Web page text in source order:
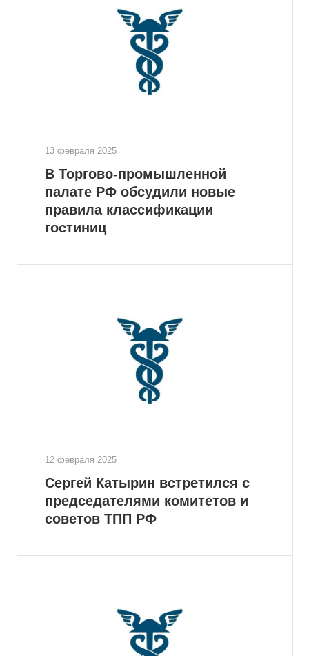
13 февраля 2025
В Торгово-промышленной
палате РФ обсудили новые
правила классификации
гостиниц
12 февраля 2025
Сергей Катырин встретился с
председателями комитетов и
советов ТПП РФ